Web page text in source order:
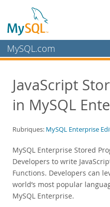
MySQL.com
Services
Partenaires
White Papers
Presentations
Videos
Case Studies
JavaScript
in MySQL
Rubriques: MySQL Enterprise
MySQL Enterprise Stored
Developers to write
Functions. Developers can
world’s most popular
MySQL Enterprise.